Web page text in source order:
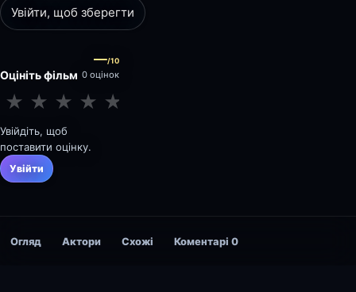
Увійти, щоб зберегти
Оцініть фільм
—/10
0 оцінок
★ ★ ★ ★ ★
Увійдіть, щоб
поставити оцінку.
Увійти
Огляд Актори Схожі Коментарі 0